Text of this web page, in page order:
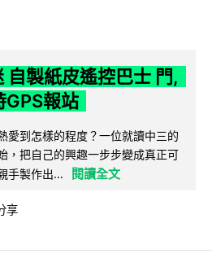
自製紙皮遙控巴士 門,
GPS報站
愛到怎樣的程度？一位就讀中三的
，把自己的興趣一步步變成真正可
手製作出...
閱讀全文
享